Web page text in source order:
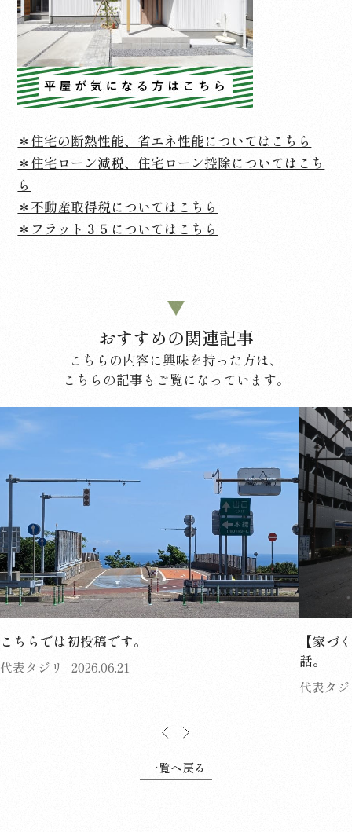
＊住宅の断熱性能、省エネ性能についてはこちら
＊住宅ローン減税、住宅ローン控除についてはこち
ら
＊不動産取得税についてはこちら
＊フラット３５についてはこちら
おすすめの関連記事
こちらの内容に興味を持った方は、
こちらの記事もご覧になっています。
こちらでは初投稿です。
代表タジリ 2026.06.21
【家づ
話。
代表タ
一覧へ戻る